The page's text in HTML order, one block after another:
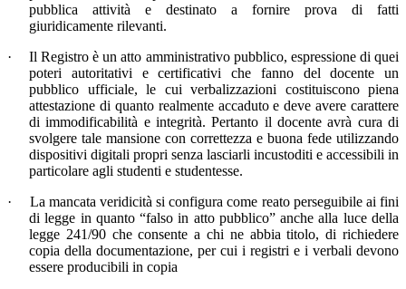
pubblica attività e destinato a fornire prova di fatti
giuridicamente rilevanti.
·
Il Registro è un atto amministrativo pubblico, espressione di quei
poteri autoritativi e certificativi che fanno del docente un
pubblico ufficiale, le cui verbalizzazioni costituiscono piena
attestazione di quanto realmente accaduto e deve avere carattere
di immodificabilità e integrità. Pertanto il docente avrà cura di
svolgere tale mansione con correttezza e buona fede utilizzando
dispositivi digitali propri senza lasciarli incustoditi e accessibili in
particolare agli studenti e studentesse.
·
La mancata veridicità si configura come reato perseguibile ai fini
di legge in quanto “falso in atto pubblico” anche alla luce della
legge 241/90 che consente a chi ne abbia titolo, di richiedere
copia della documentazione, per cui i registri e i verbali devono
essere producibili in copia